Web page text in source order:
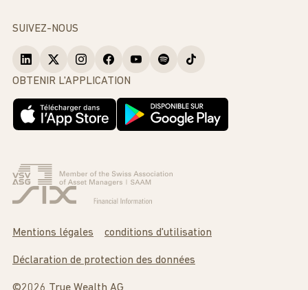
SUIVEZ-NOUS
OBTENIR L'APPLICATION
Mentions légales conditions d'utilisation
Déclaration de protection des données